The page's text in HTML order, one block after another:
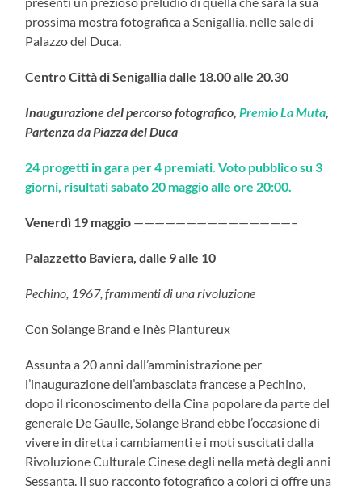
prossima mostra fotografica a Senigallia, nelle sale di
Palazzo del Duca.
Centro Città di Senigallia dalle 18.00 alle 20.30
Inaugurazione del percorso fotografico, Premio La Muta
Partenza da Piazza del Duca
24 progetti in gara per 4 premiati. Voto pubblico su 3
giorni, risultati sabato 20 maggio alle ore 20:00.
Venerdì 19 maggio ———————————————–
Palazzetto Baviera, dalle 9 alle 10
Pechino, 1967, frammenti di una rivoluzione
Con Solange Brand e Inès Plantureux
Assunta a 20 anni dall’amministrazione per
l’inaugurazione dell’ambasciata francese a Pechino,
dopo il riconoscimento della Cina popolare da parte del
generale De Gaulle, Solange Brand ebbe l’occasione di
vivere in diretta i cambiamenti e i moti suscitati dalla
Rivoluzione Culturale Cinese degli nella metà degli anni
Sessanta. Il suo racconto fotografico a colori ci offre una